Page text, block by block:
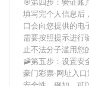
填写完个人信息后
口会向您提供的电
需要按照提示进行
止不法分子滥用您
🚠第五步：设置安
豪门彩票-网址入